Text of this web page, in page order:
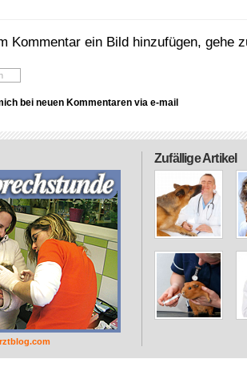
Kommentar ein Bild hinzufügen, gehe
bei neuen Kommentaren via e-mail
Zufällige Artikel